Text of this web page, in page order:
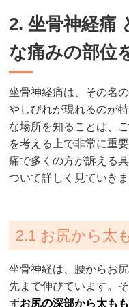
2. 坐骨神経痛
な痛みの部位
坐骨神経痛は、その名
やしびれが現れるのが
な場所を知ることは、
を考える上で非常に重
痛で多くの方が訴える
ついて詳しく見ていきま
2.1 お尻から太
坐骨神経は、腰からお
先まで伸びています。
ずお尻の深部から太も